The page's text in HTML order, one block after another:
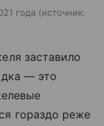
года
источник:
заставило
— это
гораздо реже